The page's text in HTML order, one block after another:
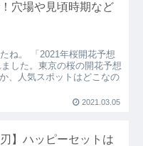
穴場や見頃時期など
ね。 「2021年桜開花予想
した。東京の桜の開花予想
、人気スポットはどこなの
2021.03.05
刃】ハッピーセットは